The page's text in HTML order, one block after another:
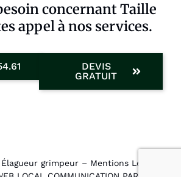
concernant Taille
appel à nos services.
DEVIS
GRATUIT
grimpeur – Mentions Légales